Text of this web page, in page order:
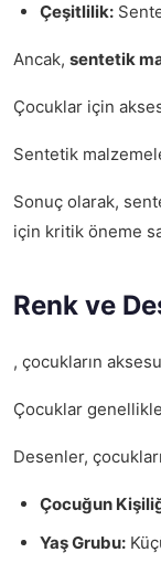
Çeşitlilik:
Ancak, sentetik
Çocuklar için
Sentetik
Sonuç olarak,
için kritik öneme
Renk ve
, çocukların
Çocuklar
Desenler,
Çocuğun
Yaş Grubu: